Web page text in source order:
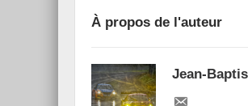
À propos de l'auteur
Jean-